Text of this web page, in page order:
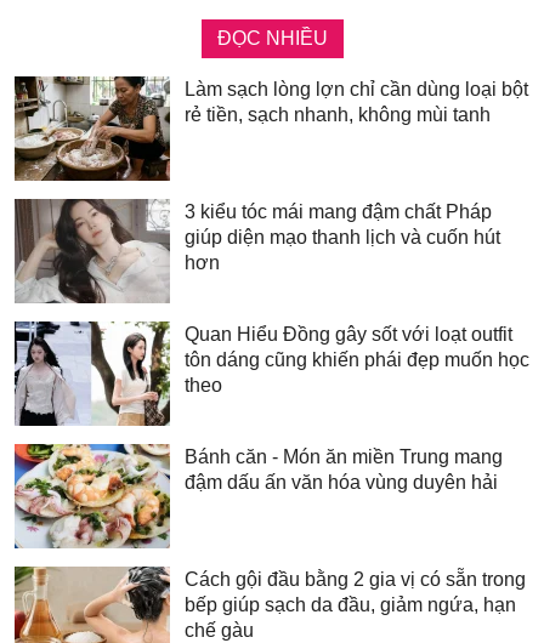
ĐỌC NHIỀU
Làm sạch lòng lợn chỉ cần dùng loại bột
rẻ tiền, sạch nhanh, không mùi tanh
3 kiểu tóc mái mang đậm chất Pháp
giúp diện mạo thanh lịch và cuốn hút
hơn
Quan Hiểu Đồng gây sốt với loạt outfit
tôn dáng cũng khiến phái đẹp muốn học
theo
Bánh căn - Món ăn miền Trung mang
đậm dấu ấn văn hóa vùng duyên hải
Cách gội đầu bằng 2 gia vị có sẵn trong
bếp giúp sạch da đầu, giảm ngứa, hạn
chế gàu